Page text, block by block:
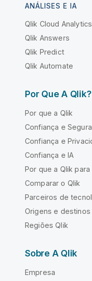
ANÁLISES E IA
Qlik Cloud Analytics
Qlik Answers
Qlik Predict
Qlik Automate
Por Que A Qlik?
Por que a Qlik
Confiança e
Confiança e
Confiança e IA
Por que a Qlik para
Comparar o Qlik
Parceiros de
Origens e
Regiões Qlik
Sobre A Qlik
Empresa